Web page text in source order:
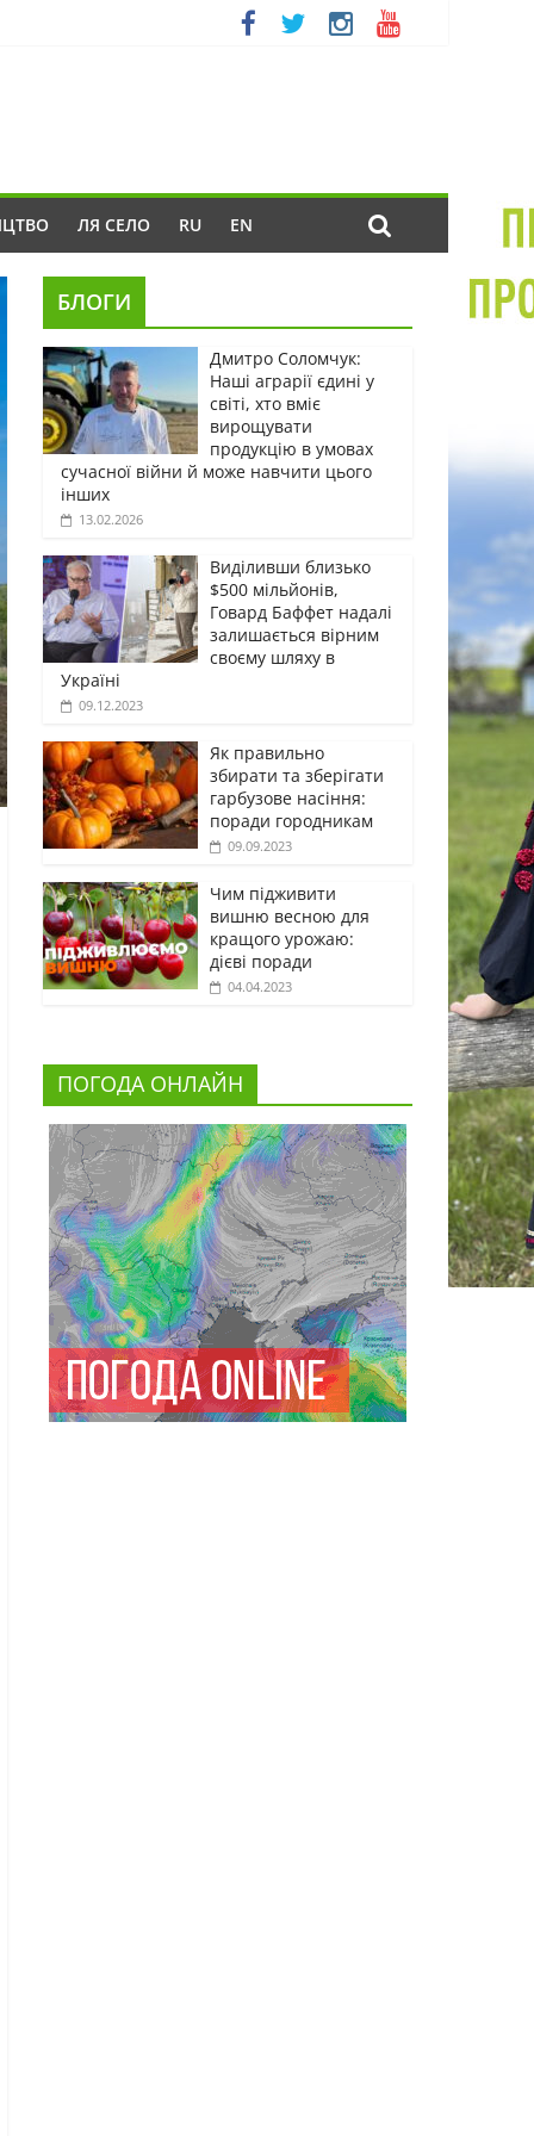
ЛЯ СЕЛО RU EN
БЛОГИ
Дмитро Соломчук:
Наші аграрії єдині у
світі, хто вміє
вирощувати
продукцію в умовах
сучасної війни й може навчити цього
інших
13.02.2026
Виділивши близько
$500 мільйонів,
Говард Баффет надалі
залишається вірним
своєму шляху в
Україні
09.12.2023
Як правильно
збирати та зберігати
гарбузове насіння:
поради городникам
09.09.2023
Чим підживити
вишню весною для
кращого урожаю:
дієві поради
04.04.2023
ПОГОДА ОНЛАЙН